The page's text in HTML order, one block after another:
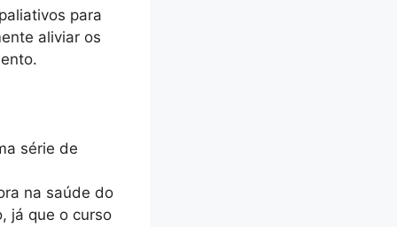
para
aliviar os
série de
na saúde do
já que o curso